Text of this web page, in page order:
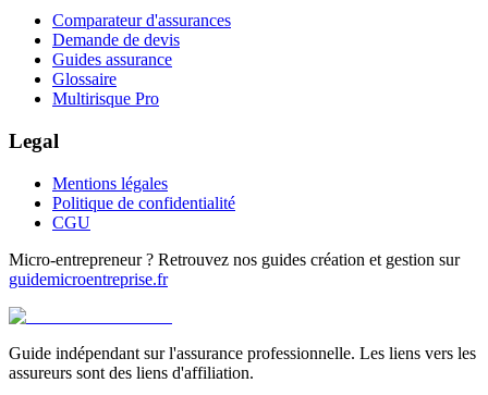
Comparateur d'assurances
Demande de devis
Guides assurance
Glossaire
Multirisque Pro
Legal
Mentions légales
Politique de confidentialité
CGU
Micro-entrepreneur ? Retrouvez nos guides création et gestion sur
guidemicroentreprise.fr
Guide indépendant sur l'assurance professionnelle. Les liens vers les
assureurs sont des liens d'affiliation.